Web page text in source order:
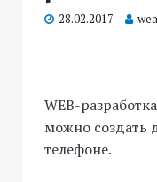
28.02.2017
WEB-
можно создать
телефоне.